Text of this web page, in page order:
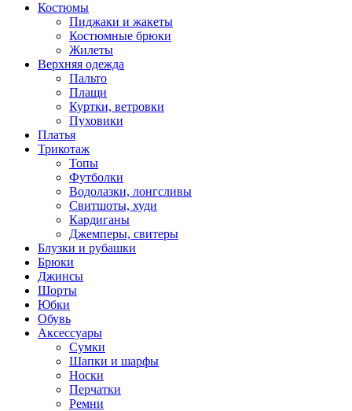
Костюмы
Пиджаки и жакеты
Костюмные брюки
Жилеты
Верхняя одежда
Пальто
Плащи
Куртки, ветровки
Пуховики
Платья
Трикотаж
Топы
Футболки
Водолазки, лонгсливы
Свитшоты, худи
Кардиганы
Джемперы, свитеры
Блузки и рубашки
Брюки
Джинсы
Шорты
Юбки
Обувь
Аксессуары
Сумки
Шапки и шарфы
Носки
Перчатки
Ремни